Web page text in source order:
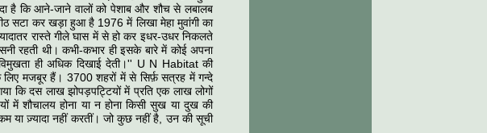
है कि आने-जाने वालों को पेशाब और शौच से लबालब
सटा कर खड़ा हुआ है 1976 में लिखा मेहा मुवांगी का
रास्ते गीले घास में से हो कर इधर-उधर निकलते
रहती थी। कभी-कभार ही इसके बारे में कोई अपना
ही अधिक दिखाई देती।'' U N Habitat की
मजबूर हैं। 3700 शहरों में से सिर्फ़ सत्रह में गन्दे
कि दस लाख झोपड़पट्टियों में प्रति एक लाख लोगों
में शौचालय होना या न होना किसी सुख या दुख की
या ज़्यादा नहीं करतीं। जो कुछ नहीं है, उन की सूची